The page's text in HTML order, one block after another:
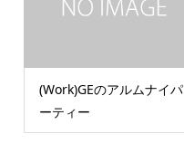
(Work)GEのアルムナイパ
ーティー